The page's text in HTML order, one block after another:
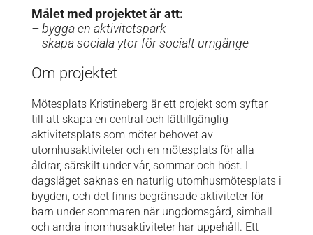
Målet med projektet är att:
– bygga en aktivitetspark
– skapa sociala ytor för socialt umgänge
Om projektet
Mötesplats Kristineberg är ett projekt som syftar
till att skapa en central och lättillgänglig
aktivitetsplats som möter behovet av
utomhusaktiviteter och en mötesplats för alla
åldrar, särskilt under vår, sommar och höst. I
dagsläget saknas en naturlig utomhusmötesplats i
bygden, och det finns begränsade aktiviteter för
barn under sommaren när ungdomsgård, simhall
och andra inomhusaktiviteter har uppehåll. Ett